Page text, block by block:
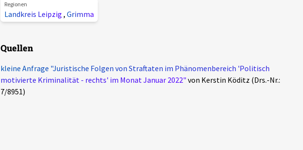
Regionen
Landkreis Leipzig , Grimma
Quellen
kleine Anfrage "Juristische Folgen von Straftaten im Phänomenbereich 'Politisch
motivierte Kriminalität - rechts' im Monat Januar 2022" von Kerstin Köditz (Drs.-Nr.:
7/8951)